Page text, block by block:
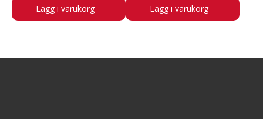
Lägg i varukorg Lägg i varukorg